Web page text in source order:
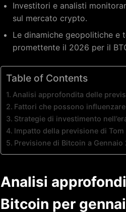
Investitori e analisti
sul mercato crypto.
Le dinamiche geopolitiche e
promettente il 2026 per il
Table of Contents
Analisi approfondita delle
Fattori che possono
Strategie di investimento
Impatto della previsione di
Previsione di Bitcoin a Gennaio
Analisi
Bitcoin per